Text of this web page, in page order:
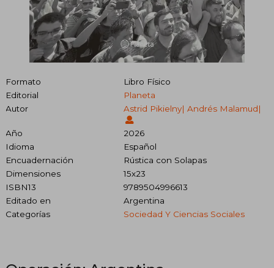
Formato
Libro Físico
Editorial
Planeta
Autor
Astrid Pikielny| Andrés Malamud|
Año
2026
Idioma
Español
Encuadernación
Rústica con Solapas
Dimensiones
15x23
ISBN13
9789504996613
Editado en
Argentina
Categorías
Sociedad Y Ciencias Sociales